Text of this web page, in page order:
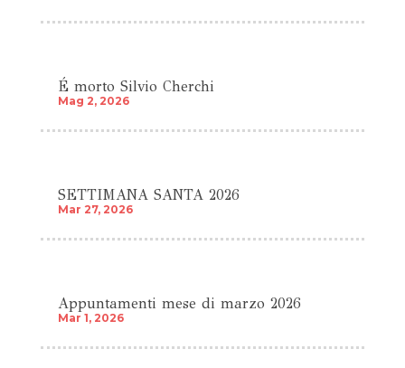
É morto Silvio Cherchi
Mag 2, 2026
SETTIMANA SANTA 2026
Mar 27, 2026
Appuntamenti mese di marzo 2026
Mar 1, 2026